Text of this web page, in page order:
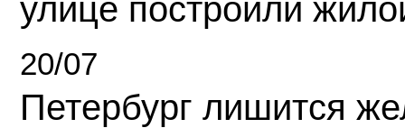
улице построили
20/07
Петербург лишится